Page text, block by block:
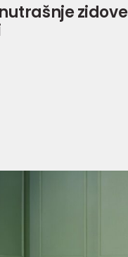
zidove